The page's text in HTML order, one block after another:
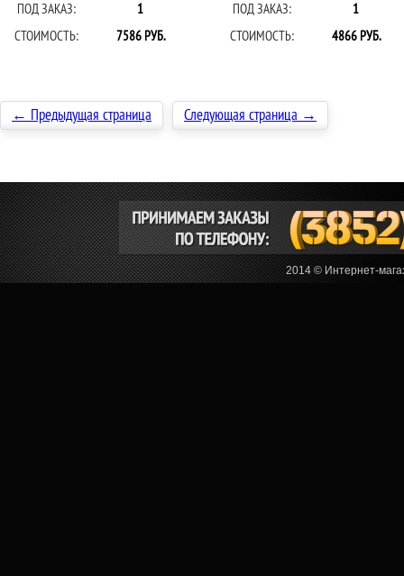
ПОД ЗАКАЗ:
1
СТОИМОСТЬ:
7586 РУБ.
ПОД ЗАКАЗ:
1
СТОИМОСТЬ:
4866 РУБ.
← Предыдущая страница Следующая страница →
2014 © Интернет-